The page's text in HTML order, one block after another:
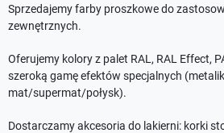
Sprzedajemy farby proszkowe do
zewnętrznych.
Oferujemy kolory z palet RAL, RAL Effect,
szeroką gamę efektów specjalnych
mat/supermat/połysk).
Dostarczamy akcesoria do lakierni: korki